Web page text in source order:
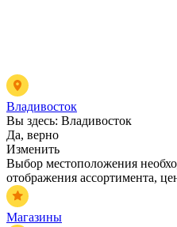
Владивосток
Вы здесь: Владивосток
Да, верно
Изменить
Выбор местоположения
отображения ассортимента,
Магазины